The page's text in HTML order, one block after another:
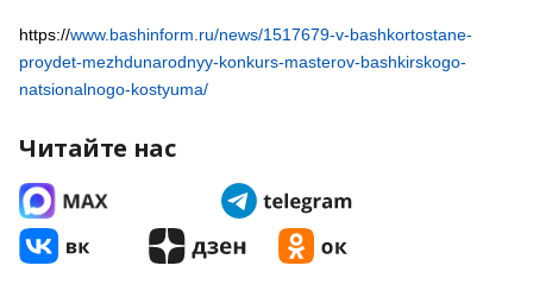
https://www.bashinform.ru/news/1517679-v-bashkortostane-
proydet-mezhdunarodnyy-konkurs-masterov-bashkirskogo-
natsionalnogo-kostyuma/
Читайте нас